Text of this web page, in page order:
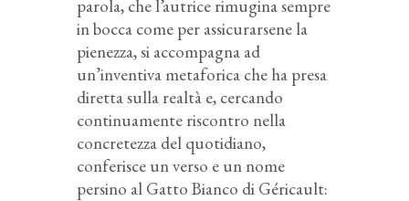
parola, che l’autrice rimugina sempre
in bocca come per assicurarsene la
pienezza, si accompagna ad
un’inventiva metaforica che ha presa
diretta sulla realtà e, cercando
continuamente riscontro nella
concretezza del quotidiano,
conferisce un verso e un nome
persino al Gatto Bianco di Géricault: